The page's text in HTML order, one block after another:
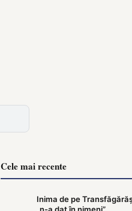
Cele mai recente
Inima de pe